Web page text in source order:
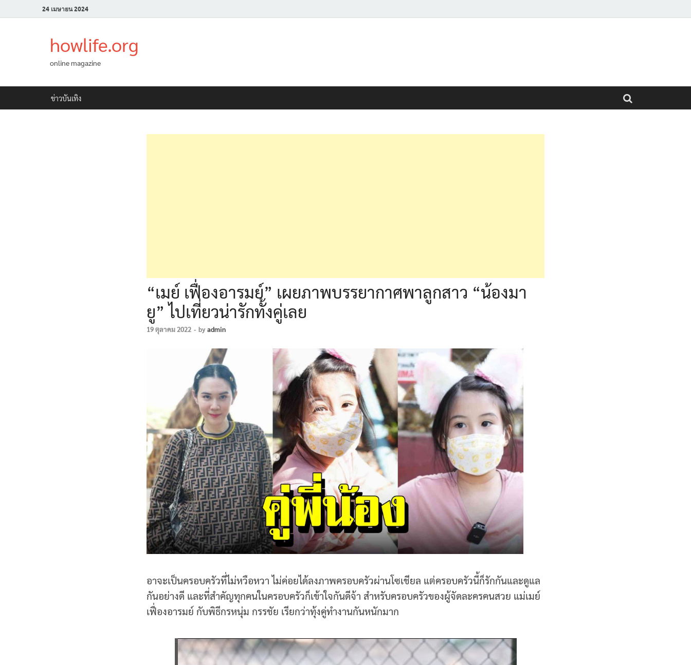
24 เมษายน 2024
howlife.org
online magazine
ข่าวบันเทิง
“เมย์ เฟื่องอารมย์” เผยภาพบรรยากาศพาลูกสาว “น้องมา
ยู” ไปเที่ยวน่ารักทั้งคู่เลย
19 ตุลาคม 2022 - byadmin
อาจะเป็นครอบครัวที่ไม่หวือหวา ไม่ค่อยได้ลงภาพครอบครัวผ่านโซเชียล แต่ครอบครัวนี้ก็รักกันและดูแล
กันอย่างดี และที่สำคัญทุกคนในครอบครัวก็เข้าใจกันดีจ้า สำหรับครอบครัวของผู้จัดละครคนสวย แม่เมย์
เฟื่องอารมย์ กับพิธีกรหนุ่ม กรรชัย เรียกว่าทุ้งคู่ทำงานกันหนักมาก